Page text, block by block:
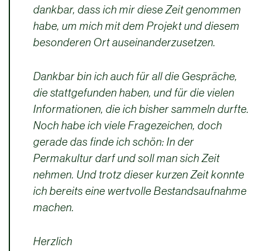
dankbar, dass ich mir diese Zeit genommen
habe, um mich mit dem Projekt und diesem
besonderen Ort auseinanderzusetzen.
Dankbar bin ich auch für all die Gespräche,
die stattgefunden haben, und für die vielen
Informationen, die ich bisher sammeln durfte.
Noch habe ich viele Fragezeichen, doch
gerade das finde ich schön: In der
Permakultur darf und soll man sich Zeit
nehmen. Und trotz dieser kurzen Zeit konnte
ich bereits eine wertvolle Bestandsaufnahme
machen.
Herzlich